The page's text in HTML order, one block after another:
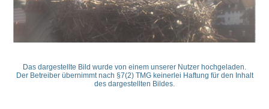
Das dargestellte Bild wurde von einem unserer Nutzer hochgeladen.
Der Betreiber übernimmt nach §7(2) TMG keinerlei Haftung für den Inhalt
des dargestellten Bildes.